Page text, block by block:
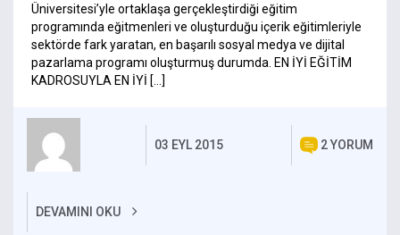
Üniversitesi’yle ortaklaşa gerçekleştirdiği eğitim
programında eğitmenleri ve oluşturduğu içerik eğitimleriyle
sektörde fark yaratan, en başarılı sosyal medya ve dijital
pazarlama programı oluşturmuş durumda. EN İYİ EĞİTİM
KADROSUYLA EN İYİ […]
03 EYL 2015 2 YORUM
DEVAMINI OKU